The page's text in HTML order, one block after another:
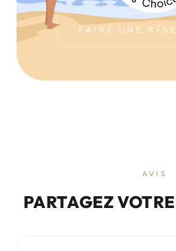
FAIRE UNE
AVIS
PARTAGEZ